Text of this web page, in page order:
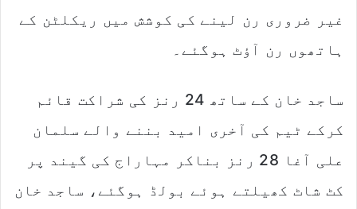
غیر ضروری رن لینے کی کوشش میں ریکلٹن کے
ہاتھوں رن آؤٹ ہوگئے۔
ساجد خان کے ساتھ 24 رنز کی شراکت قائم
کرکے ٹیم کی آخری امید بننے والے سلمان
علی آغا 28 رنز بناکر مہاراج کی گیند پر
کٹ شاٹ کھیلتے ہوئے بولڈ ہوگئے، ساجد خان